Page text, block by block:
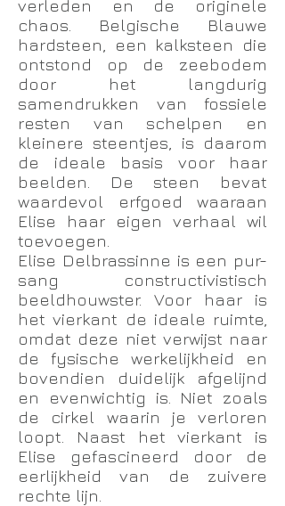
verleden en de originele
chaos. Belgische Blauwe
hardsteen, een kalksteen die
ontstond op de zeebodem
door het langdurig
samendrukken van fossiele
resten van schelpen en
kleinere steentjes, is daarom
de ideale basis voor haar
beelden. De steen bevat
waardevol erfgoed waaraan
Elise haar eigen verhaal wil
toevoegen.
Elise Delbrassinne is een pur-
sang constructivistisch
beeldhouwster. Voor haar is
het vierkant de ideale ruimte,
omdat deze niet verwijst naar
de fysische werkelijkheid en
bovendien duidelijk afgelijnd
en evenwichtig is. Niet zoals
de cirkel waarin je verloren
loopt. Naast het vierkant is
Elise gefascineerd door de
eerlijkheid van de zuivere
rechte lijn.